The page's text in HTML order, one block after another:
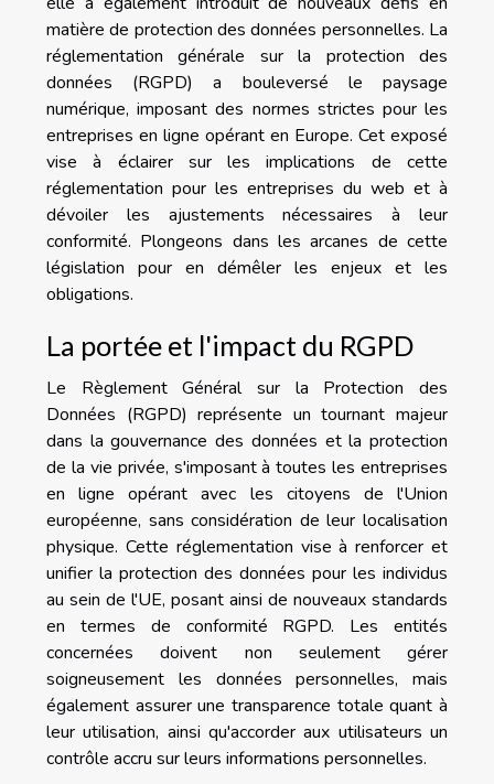
matière de protection des données personnelles. La
réglementation générale sur la protection des
données (RGPD) a bouleversé le paysage
numérique, imposant des normes strictes pour les
entreprises en ligne opérant en Europe. Cet exposé
vise à éclairer sur les implications de cette
réglementation pour les entreprises du web et à
dévoiler les ajustements nécessaires à leur
conformité. Plongeons dans les arcanes de cette
législation pour en démêler les enjeux et les
obligations.
La portée et l'impact du RGPD
Le Règlement Général sur la Protection des
Données (RGPD) représente un tournant majeur
dans la gouvernance des données et la protection
de la vie privée, s'imposant à toutes les entreprises
en ligne opérant avec les citoyens de l'Union
européenne, sans considération de leur localisation
physique. Cette réglementation vise à renforcer et
unifier la protection des données pour les individus
au sein de l'UE, posant ainsi de nouveaux standards
en termes de conformité RGPD. Les entités
concernées doivent non seulement gérer
soigneusement les données personnelles, mais
également assurer une transparence totale quant à
leur utilisation, ainsi qu'accorder aux utilisateurs un
contrôle accru sur leurs informations personnelles.